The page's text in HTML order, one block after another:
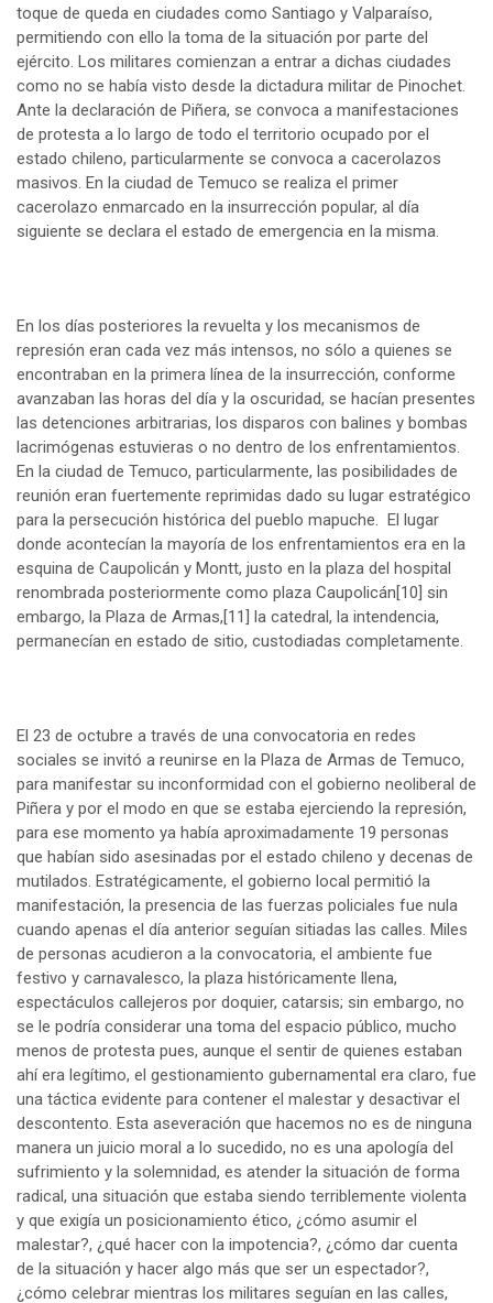
toque de queda en ciudades como Santiago y Valparaíso,
permitiendo con ello la toma de la situación por parte del
ejército. Los militares comienzan a entrar a dichas ciudades
como no se había visto desde la dictadura militar de Pinochet.
Ante la declaración de Piñera, se convoca a manifestaciones
de protesta a lo largo de todo el territorio ocupado por el
estado chileno, particularmente se convoca a cacerolazos
masivos. En la ciudad de Temuco se realiza el primer
cacerolazo enmarcado en la insurrección popular, al día
siguiente se declara el estado de emergencia en la misma.
En los días posteriores la revuelta y los mecanismos de
represión eran cada vez más intensos, no sólo a quienes se
encontraban en la primera línea de la insurrección, conforme
avanzaban las horas del día y la oscuridad, se hacían presentes
las detenciones arbitrarias, los disparos con balines y bombas
lacrimógenas estuvieras o no dentro de los enfrentamientos.
En la ciudad de Temuco, particularmente, las posibilidades de
reunión eran fuertemente reprimidas dado su lugar estratégico
para la persecución histórica del pueblo mapuche. El lugar
donde acontecían la mayoría de los enfrentamientos era en la
esquina de Caupolicán y Montt, justo en la plaza del hospital
renombrada posteriormente como plaza Caupolicán[10] sin
embargo, la Plaza de Armas,[11] la catedral, la intendencia,
permanecían en estado de sitio, custodiadas completamente.
El 23 de octubre a través de una convocatoria en redes
sociales se invitó a reunirse en la Plaza de Armas de Temuco,
para manifestar su inconformidad con el gobierno neoliberal de
Piñera y por el modo en que se estaba ejerciendo la represión,
para ese momento ya había aproximadamente 19 personas
que habían sido asesinadas por el estado chileno y decenas de
mutilados. Estratégicamente, el gobierno local permitió la
manifestación, la presencia de las fuerzas policiales fue nula
cuando apenas el día anterior seguían sitiadas las calles. Miles
de personas acudieron a la convocatoria, el ambiente fue
festivo y carnavalesco, la plaza históricamente llena,
espectáculos callejeros por doquier, catarsis; sin embargo, no
se le podría considerar una toma del espacio público, mucho
menos de protesta pues, aunque el sentir de quienes estaban
ahí era legítimo, el gestionamiento gubernamental era claro, fue
una táctica evidente para contener el malestar y desactivar el
descontento. Esta aseveración que hacemos no es de ninguna
manera un juicio moral a lo sucedido, no es una apología del
sufrimiento y la solemnidad, es atender la situación de forma
radical, una situación que estaba siendo terriblemente violenta
y que exigía un posicionamiento ético, ¿cómo asumir el
malestar?, ¿qué hacer con la impotencia?, ¿cómo dar cuenta
de la situación y hacer algo más que ser un espectador?,
¿cómo celebrar mientras los militares seguían en las calles,